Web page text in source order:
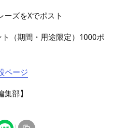
ーズをXでポスト
（期間・用途限定）1000ポ
ページ
部】